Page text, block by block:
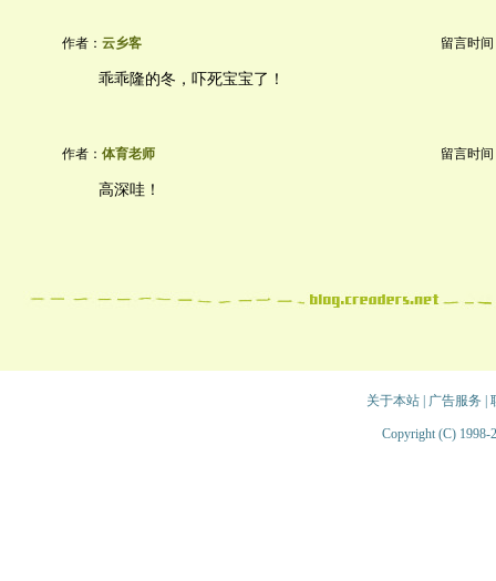
作者： 云乡客 留言时间
乖乖隆的冬，吓死宝宝了！
作者： 体育老师 留言时间
高深哇！
关于本站| 广告服务
Copyright (C) 1998-